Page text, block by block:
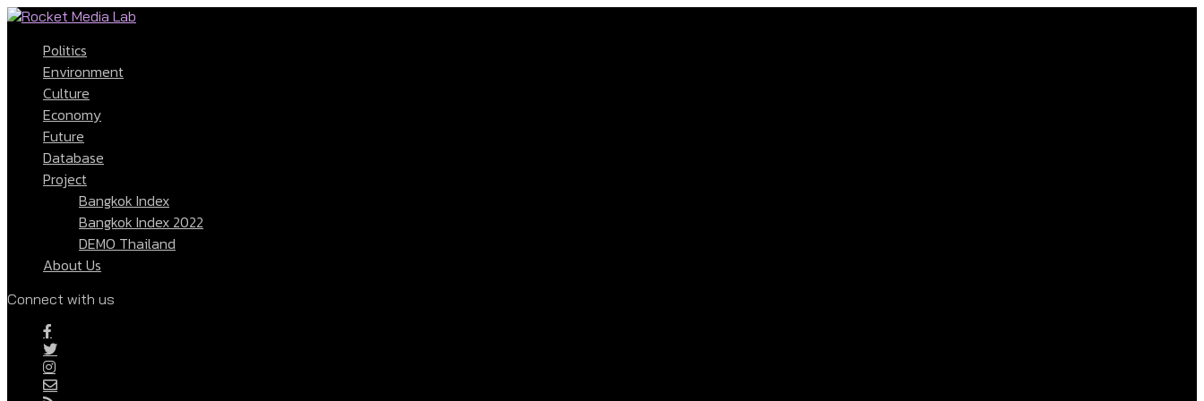
Politics
Environment
Culture
Economy
Future
Database
Project
Bangkok Index
Bangkok Index 2022
DEMO Thailand
About Us
Connect with us